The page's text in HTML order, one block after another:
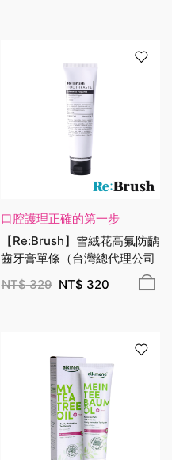
口腔護理正確的第一步
【Re:Brush】雪絨花高氟防齲
齒牙膏單條（台灣總代理公司
貨）
NT$329 NT$ 320